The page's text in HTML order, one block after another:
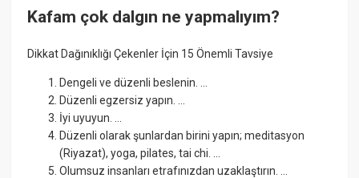
Kafam çok dalgın ne yapmalıyım?
Dikkat Dağınıklığı Çekenler İçin 15 Önemli Tavsiye
Dengeli ve düzenli beslenin. ...
Düzenli egzersiz yapın. ...
İyi uyuyun. ...
Düzenli olarak şunlardan birini yapın; meditasyon
(Riyazat), yoga, pilates, tai chi. ...
Olumsuz insanları etrafınızdan uzaklaştırın. ...